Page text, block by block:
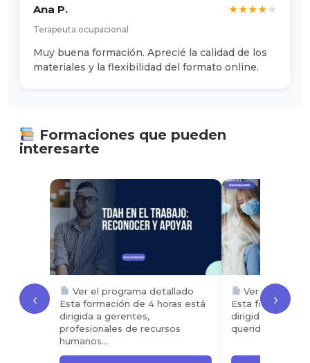
Ana P.
Terapeuta ocupacional
★★★★★
Muy buena formación. Aprecié la calidad de los
materiales y la flexibilidad del formato online.
Formaciones que pueden
interesarte
‹
Ver el programa detallado
Esta formación de 4 horas está
dirigida a gerentes,
profesionales de recursos
humanos…
Ver el
Esta formación
dirigida a las
queridos…
›